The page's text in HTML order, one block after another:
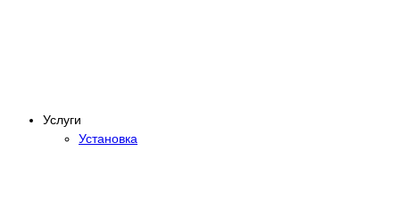
Услуги
Установка